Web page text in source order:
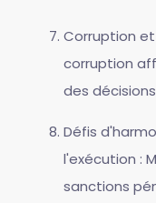
Corruption
corruption
des
Défis
l'exécution :
sanctions